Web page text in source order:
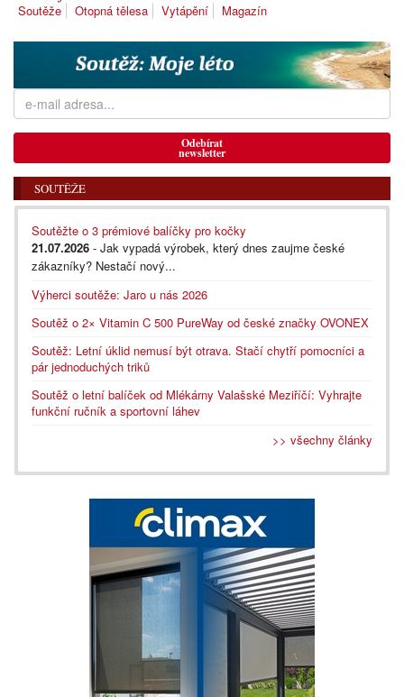
Soutěže Otopná tělesa Vytápění Magazín
Odebírat
newsletter
SOUTĚŽE
Soutěžte o 3 prémiové balíčky pro kočky
21.07.2026 - Jak vypadá výrobek, který dnes zaujme české
zákazníky? Nestačí nový...
Výherci soutěže: Jaro u nás 2026
Soutěž o 2× Vitamin C 500 PureWay od české značky OVONEX
Soutěž: Letní úklid nemusí být otrava. Stačí chytří pomocníci a
pár jednoduchých triků
Soutěž o letní balíček od Mlékárny Valašské Meziříčí: Vyhrajte
funkční ručník a sportovní láhev
>> všechny články